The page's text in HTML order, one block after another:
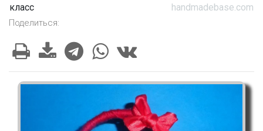
класс
handmadebase.com
Поделиться: